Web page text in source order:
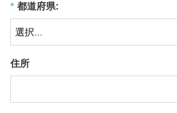
* 都道府県:
住所